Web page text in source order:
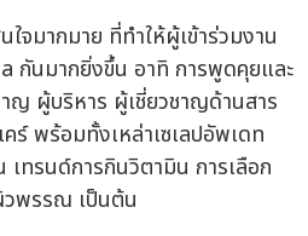
จมากมาย ที่ทำให้ผู้เข้าร่วมงาน
กันมากยิ่งขึ้น อาทิ การพูดคุยและ
าญ ผู้บริหาร ผู้เชี่ยวชาญด้านสาร
ร์ พร้อมทั้งเหล่าเซเลปอัพเดท
ทรนด์การกินวิตามิน การเลือก
พรรณ เป็นต้น